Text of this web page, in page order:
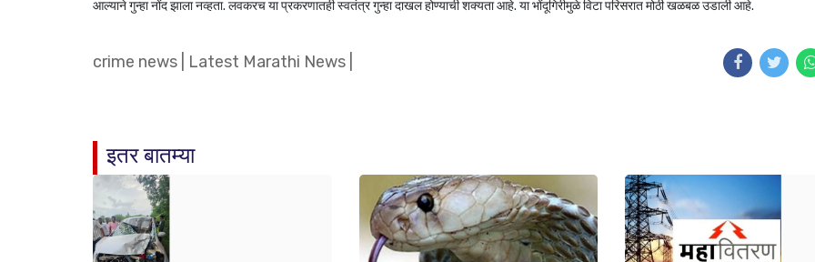
आल्याने गुन्हा नोंद झाला नव्हता. लवकरच या प्रकरणातही स्वतंत्र गुन्हा दाखल होण्याची शक्यता आहे. या भोंदूगिरीमुळे विटा परिसरात मोठी खळबळ उडाली आहे.
crime news Latest Marathi News
इतर बातम्या